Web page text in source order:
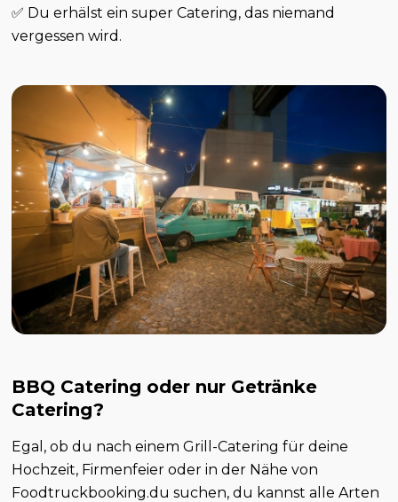
✅ Du erhälst ein super Catering, das niemand
vergessen wird.
BBQ Catering oder nur Getränke
Catering?
Egal, ob du nach einem Grill-Catering für deine
Hochzeit, Firmenfeier oder in der Nähe von
Foodtruckbooking.du suchen, du kannst alle Arten